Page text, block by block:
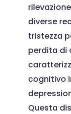
diverse
tristezza
perdita di
cognitivo
Questa